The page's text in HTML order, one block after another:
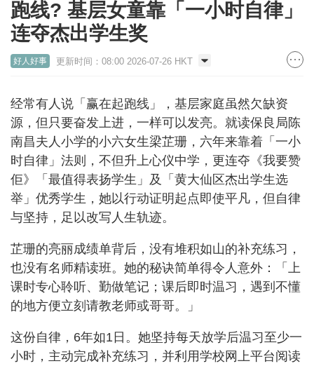
跑线? 基层女童靠「一小时自律」
连夺杰出学生奖
好人好事 更新时间：08:00 2026-07-26 HKT
经常有人说「赢在起跑线」，基层家庭虽然欠缺资
源，但只要奋发上进，一样可以发亮。就读保良局陈
南昌夫人小学的小六女生梁芷珊，六年来靠着「一小
时自律」法则，不但升上心仪中学，更连夺《我要赞
佢》「最值得表扬学生」及「黄大仙区杰出学生选
举」优秀学生，她以行动证明起点即使平凡，但自律
与坚持，足以改写人生轨迹。
芷珊的亮丽成绩单背后，没有堆积如山的补充练习，
也没有名师精读班。她的秘诀简单得令人意外：「上
课时专心聆听、勤做笔记；课后即时温习，遇到不懂
的地方便立刻请教老师或哥哥。」
这份自律，6年如1日。她坚持每天放学后温习至少一
小时，主动完成补充练习，并利用学校网上平台阅读